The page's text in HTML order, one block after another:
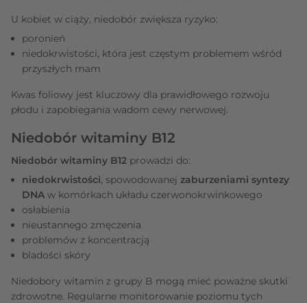
U kobiet w ciąży, niedobór zwiększa ryzyko:
poronień
niedokrwistości, która jest częstym problemem wśród
przyszłych mam
Kwas foliowy jest kluczowy dla prawidłowego rozwoju
płodu i zapobiegania wadom cewy nerwowej.
Niedobór witaminy B12
Niedobór witaminy B12 prowadzi do:
niedokrwistości, spowodowanej zaburzeniami syntezy
DNA w komórkach układu czerwonokrwinkowego
osłabienia
nieustannego zmęczenia
problemów z koncentracją
bladości skóry
Niedobory witamin z grupy B mogą mieć poważne skutki
zdrowotne. Regularne monitorowanie poziomu tych